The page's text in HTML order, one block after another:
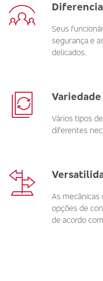
Seus
segurança e
delicados.
Variedade
Vários tipos
diferentes
As mecânicas
opções de
de acordo